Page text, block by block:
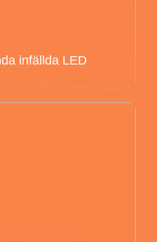
infällda LED